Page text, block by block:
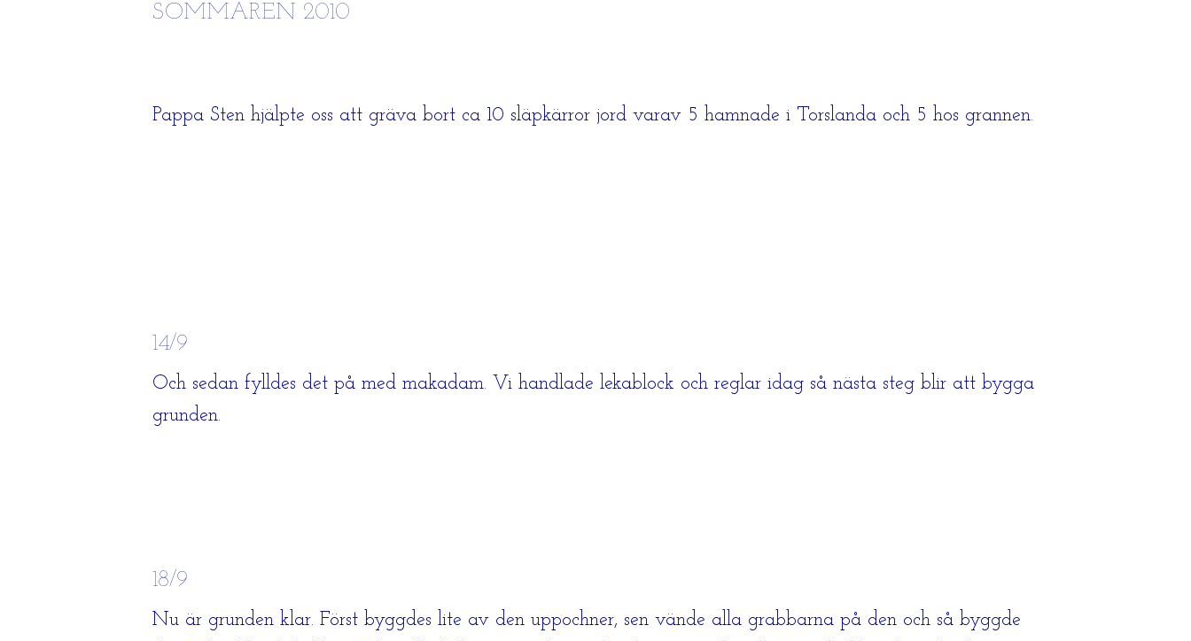
SOMMAREN 2010
Pappa Sten hjälpte oss att gräva bort ca 10 släpkärror jord varav 5 hamnade i Torslanda och 5 hos grannen.
14/9
Och sedan fylldes det på med makadam. Vi handlade lekablock och reglar idag så nästa steg blir att bygga
grunden.
18/9
Nu är grunden klar. Först byggdes lite av den uppochner, sen vände alla grabbarna på den och så byggde